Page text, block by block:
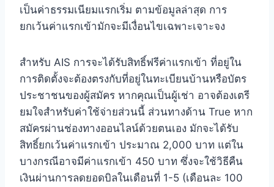
เป็นค่าธรรมเนียมแรกเริ่ม ตามข้อมูลล่าสุด การ
ยกเว้นค่าแรกเข้ามักจะมีเงื่อนไขเฉพาะเจาะจง
สำหรับ AIS การจะได้รับสิทธิ์ฟรีค่าแรกเข้า ที่อยู่ใน
การติดตั้งจะต้องตรงกับที่อยู่ในทะเบียนบ้านหรือบัตร
ประชาชนของผู้สมัคร หากคุณเป็นผู้เช่า อาจต้องเตรี
ยมใจสำหรับค่าใช้จ่ายส่วนนี้ ส่วนทางด้าน True หาก
สมัครผ่านช่องทางออนไลน์ด้วยตนเอง มักจะได้รับ
สิทธิ์ยกเว้นค่าแรกเข้า ประมาณ 2,000 บาท แต่ใน
บางกรณีอาจมีค่าแรกเข้า 450 บาท ซึ่งจะใช้วิธีคืน
เงินผ่านการลดยอดบิลในเดือนที่ 1-5 (เดือนละ 100